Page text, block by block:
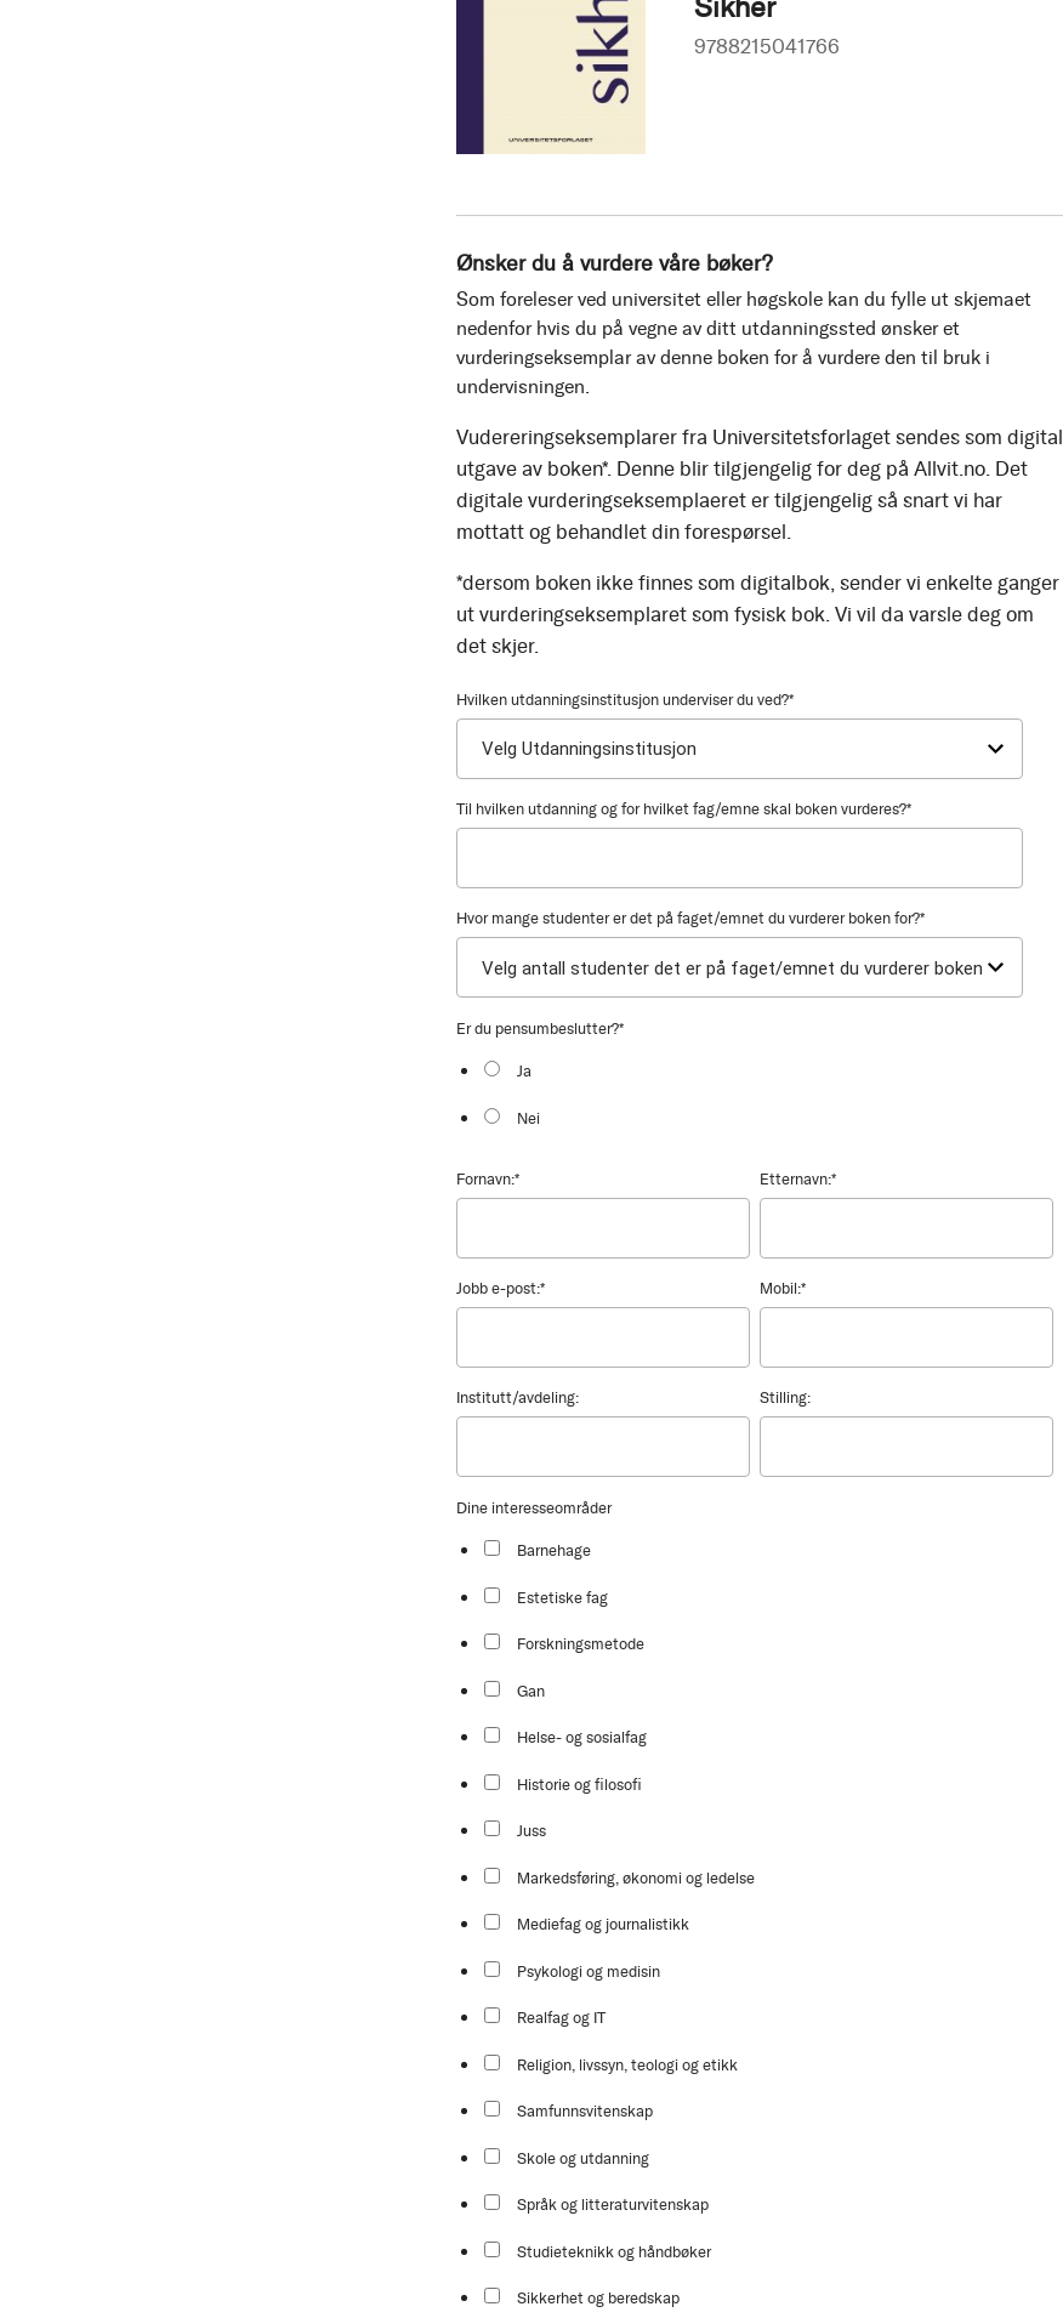
9788215041766
Ønsker du å vurdere våre bøker?
Som foreleser ved universitet eller høgskole kan du fylle ut skjemaet
nedenfor hvis du på vegne av ditt utdanningssted ønsker et
vurderingseksemplar av denne boken for å vurdere den til bruk i
undervisningen.
Vudereringseksemplarer fra Universitetsforlaget sendes som digital
utgave av boken*. Denne blir tilgjengelig for deg på Allvit.no. Det
digitale vurderingseksemplaeret er tilgjengelig så snart vi har
mottatt og behandlet din forespørsel.
*dersom boken ikke finnes som digitalbok, sender vi enkelte ganger
ut vurderingseksemplaret som fysisk bok. Vi vil da varsle deg om
det skjer.
Hvilken utdanningsinstitusjon underviser du ved?*
Til hvilken utdanning og for hvilket fag/emne skal boken vurderes?*
Hvor mange studenter er det på faget/emnet du vurderer boken for?*
Er du pensumbeslutter?*
Ja
Nei
Fornavn:* Etternavn:*
Jobb e-post:* Mobil:*
Institutt/avdeling: Stilling:
Dine interesseområder
Barnehage
Estetiske fag
Forskningsmetode
Gan
Helse- og sosialfag
Historie og filosofi
Juss
Markedsføring, økonomi og ledelse
Mediefag og journalistikk
Psykologi og medisin
Realfag og IT
Religion, livssyn, teologi og etikk
Samfunnsvitenskap
Skole og utdanning
Språk og litteraturvitenskap
Studieteknikk og håndbøker
Sikkerhet og beredskap